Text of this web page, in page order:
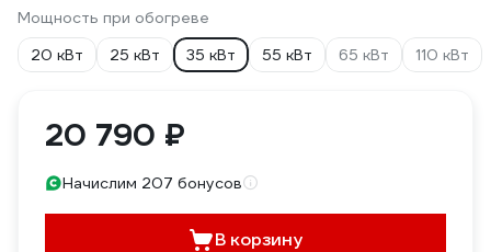
Мощность при обогреве
20 кВт
25 кВт 35 кВт 55 кВт 65 кВт 110 кВт
20 790 ₽
Начислим 207 бонусов
В корзину